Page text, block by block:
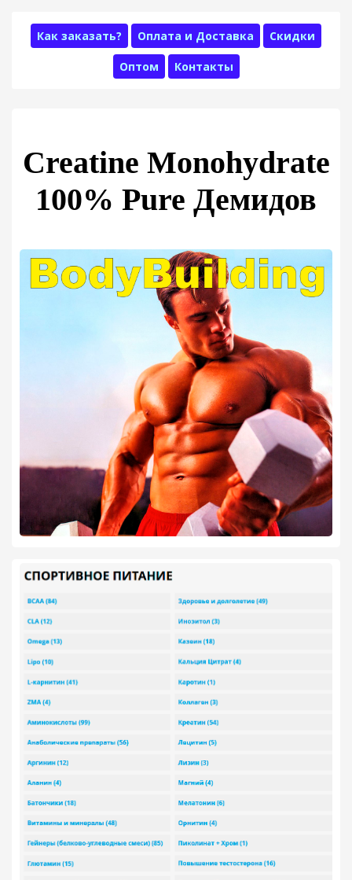
Как заказать? Оплата и Доставка Скидки
Оптом Контакты
Creatine Monohydrate
100% Pure Демидов